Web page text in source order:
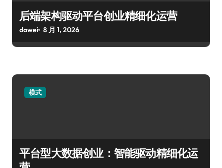
后端架构驱动平台创业精细化运营
dawei 8 月 1, 2026
模式
平台型大数据创业：智能驱动精细化运